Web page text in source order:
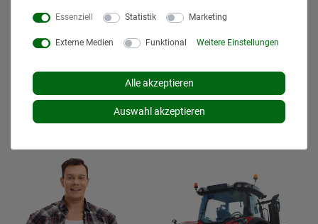
(z.B. PayPal) bereits am gleichen Werktag. Die angegebenen
Lieferzeiten gelten für Lieferungen innerhalb Deutschlands.
Die angezeigten Versandkosten beziehen sich auf den
Lieferland ausgewählt wurde. Versandkosten und
Lieferzeiten für andere Länder entnehmen Sie bitte
Versandinformationen.
Essenziell Statistik Marketing
Externe Medien Funktional Weitere Einstellungen
Alle akzeptieren
Auswahl akzeptieren